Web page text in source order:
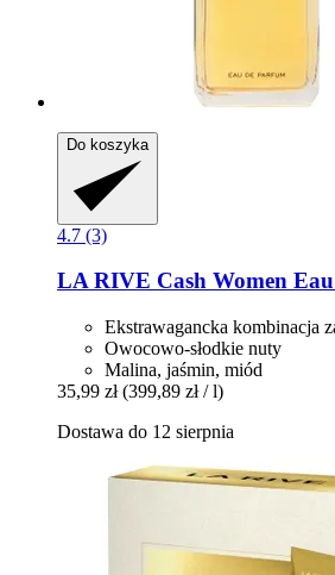
Do koszyka
4.7 (3)
LA RIVE Cash Women
Ekstrawagancka kombinacja
Owocowo-słodkie nuty
Malina, jaśmin, miód
35,99 zł (399,89 zł / l)
Dostawa do 12 sierpnia